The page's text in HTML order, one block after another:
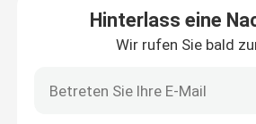
Hinterlass eine
Wir rufen Sie bald